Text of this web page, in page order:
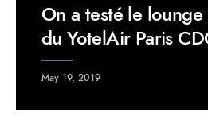
On a testé le lounge
du YotelAir Paris
May 19, 2019